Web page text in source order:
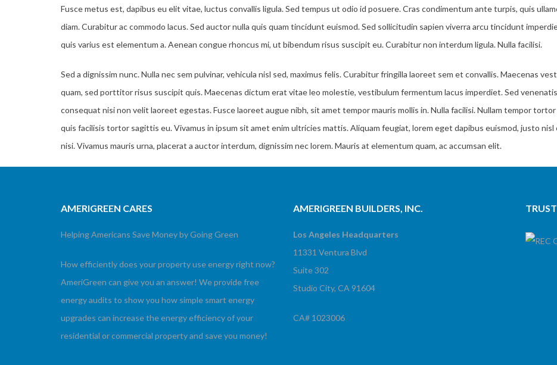
Fusce metus est, dapibus eu elit vitae, luctus convallis ligula. Sed tempus ut odio id posuere. Cras condimentum ante turpis, quis
diam. Curabitur ac commodo lacus. Sed auctor nulla quis quam tincidunt euismod. Sed sollicitudin sapien viverra arcu tincidunt
quis varius est elementum a. Aenean congue rhoncus mi, ut bibendum risus suscipit eu. Curabitur non interdum ligula. Nulla facilisi.
Sed a dignissim nunc. Nulla nec sem pulvinar, vehicula nisl sed, maximus felis. Curabitur fringilla laoreet sem et convallis. Maecenas
quam, sed porttitor risus suscipit quis. Maecenas dictum erat vitae leo molestie, vestibulum fermentum lacus imperdiet. Sed
consequat nisi non velit laoreet egestas. Fusce laoreet augue nibh, sit amet tempor mauris mollis in. Nulla facilisi. Nullam tempor
quis facilisis tortor sagittis eu. Vivamus in ipsum sit amet enim ultricies mattis. Aliquam feugiat, lorem eget dapibus euismod, justo
nisi. Vivamus mauris urna, placerat a auctor interdum, dignissim nec lorem. Mauris at elementum quam, ac accumsan elit.
AMERIGREEN CARES
Helping Americans Save Money by Going Green
How efficiently does your property use energy right now?
AmeriGreen can give you an answer! We provide free
energy audits to show you how simple smart energy
upgrades can increase the energy efficiency of your
residential or commercial property and save you money!
AMERIGREEN BUILDERS, INC.
Los Angeles Headquarters
11331 Ventura Blvd
Suite 302
Studio City, CA 91604
CA# 1023006